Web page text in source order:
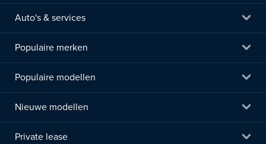
Auto's & services
Populaire merken
Populaire modellen
Nieuwe modellen
Private lease